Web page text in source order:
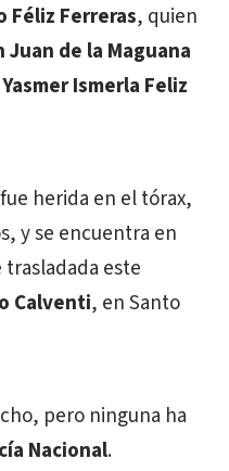
Féliz Ferreras, quien
Juan de la Maguana
Yasmer Ismerla Feliz
herida en el tórax,
y se encuentra en
este
Calventi, en Santo
pero ninguna ha
Nacional.